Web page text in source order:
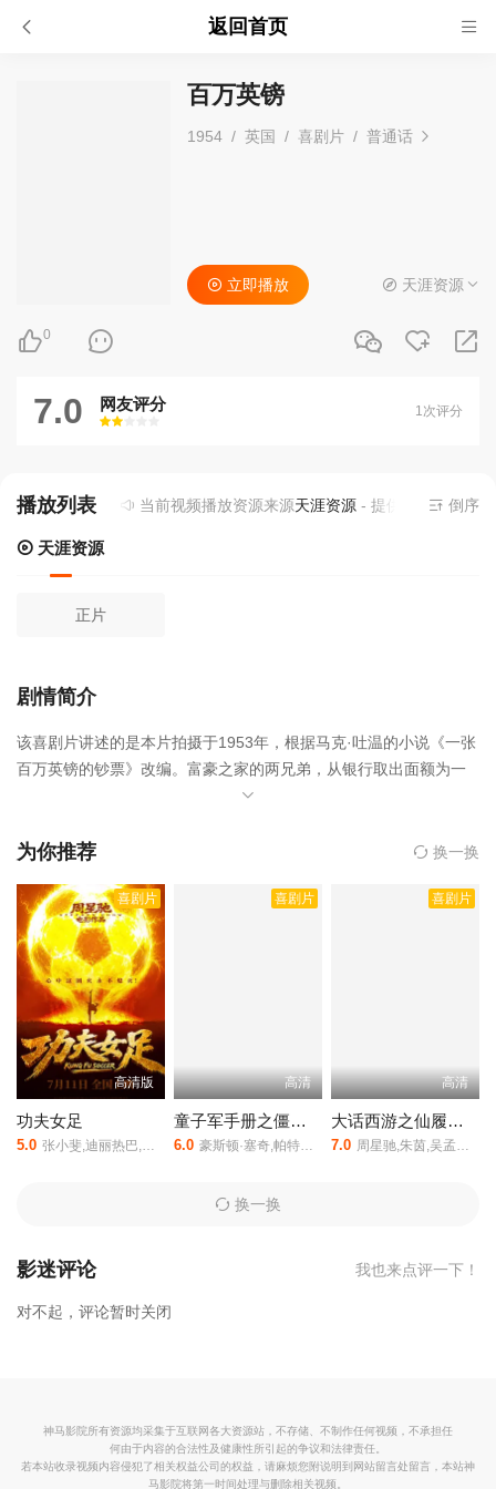
返回首页
百万英镑
1954 / 英国 / 喜剧片 / 普通话
0
立即播放 天涯资源
7.0 网友评分
很差
较差还行推荐力荐
1次评分
播放列表 当前视频播放资源来源天涯资源- 提供为您免费在线
倒序
天涯资源
正片
剧情简介
该喜剧片讲述的是本片拍摄于1953年，根据马克·吐温的小说《一张
百万英镑的钞票》改编。富豪之家的两兄弟，从银行取出面额为一
百万英镑的钞票，想以此验证一个穷人拿到这张巨额钞票的结局。
而弟弟则认为他会因为这张钞票摆脱困境过上富足的生活。为了证
留给穷困潦倒的美国小伙子亨利·亚当斯（格利高里·派克 Gregory P
eck 饰）后出国旅行了，留下对未来一片迷茫的亨利。人们对这位突
然暴富的罕见富翁，竟拼命地拉拢他，从免费吃饭，买衣服，到免
费住宿，一个个像乞丐一样讨好他，并不断提高他的社会地位。不
仅如此，这位幸运的小伙子还取到了一位好妻子和三万英镑的银行
利息，从此以后过着非常幸福的生活。，百万英镑是由罗纳德·尼姆
执导,格利高里·派克,Ronald,Squire,乔伊丝·格伦菲尔,简·格里菲思等
人主演的,于1954年上映。相关赞助院线：策驰影院，星辰影院，星
空影院，西瓜影院，抖音短剧视频等40集全集完整版资源免费在线
观看。
为你推荐 换一换
喜剧片
高清版
功夫女足
5.0 张小斐,迪丽热巴,张艺兴,刘嘉玲,佐藤健,艾米,雪野,蔡思贝,胡予安,倪好,赵丽娜,欧阳靖,张继聪,欧阳万成,陈旻,李卓媚,秦鹏飞,张天一,孙子七,洪蕾,施予斐,景如洋,李奕臻,赖迦童,葛依萱,王奕彤,马睎悦,邹霞,崔桐侥,张娣,张琪,房岩,邓月平,查恩雅·麦克洛里,许君聪,门腔,冯勉恒,唐香玉,李明远,苗溢伦,鄂靖文,AVANTGARDEY,张美娥,那迪,冯禧
喜剧片
高清
童子军手册之僵尸启示录
6.0 豪斯顿·塞奇,帕特里克·施瓦辛格,泰伊·谢里丹
喜剧片
高清
大话西游之仙履奇缘(粤)
7.0 周星驰,朱茵,吴孟达,莫文蔚,罗家英
换一换
影迷评论 我也来点评一下！
对不起，评论暂时关闭
神马影院所有资源均采集于互联网各大资源站，不存储、不制作任何视频，不承担任
何由于内容的合法性及健康性所引起的争议和法律责任。
若本站收录视频内容侵犯了相关权益公司的权益，请麻烦您附说明到网站留言处留言，本站神
马影院将第一时间处理与删除相关视频。